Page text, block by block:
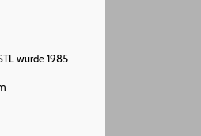
wurde 1985